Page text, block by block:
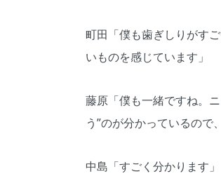
町田「僕も歯ぎしりがす
いものを感じています」
藤原「僕も一緒ですね。
う”のが分かっているので
中島「すごく分かります」